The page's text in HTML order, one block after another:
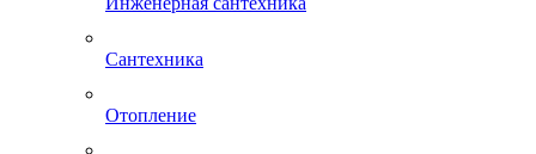
Сантехника
Отопление